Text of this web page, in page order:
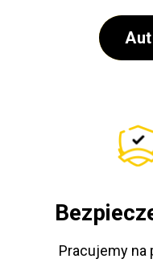
Pracujemy na